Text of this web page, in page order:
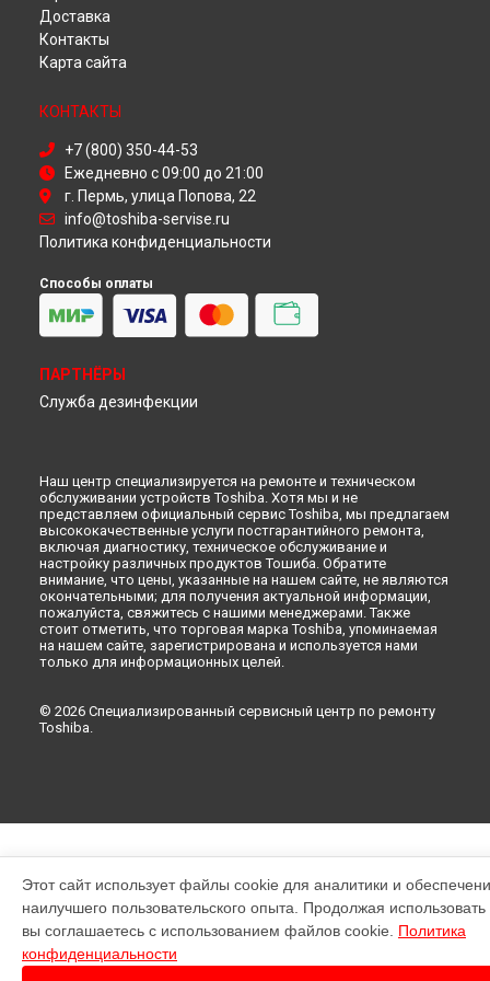
Ремонт телевизора 39L3733 Toshiba в
Ремонт телевизора 39L3733 Toshiba в
Ремонт телевизора 39L3733 Toshiba в
Ремонт телевизора 39L3733 Toshiba в
Доставка
Контакты
Карта сайта
КОНТАКТЫ
+7 (800) 350-44-53
Ежедневно с 09:00 до 21:00
г. Пермь, улица Попова, 22
info@toshiba-servise.ru
Политика конфиденциальности
Способы оплаты
ПАРТНЁРЫ
Служба дезинфекции
Наш центр специализируется на ремонте и техническом
обслуживании устройств Toshiba. Хотя мы и не
представляем официальный сервис Toshiba, мы предлагаем
высококачественные услуги постгарантийного ремонта,
включая диагностику, техническое обслуживание и
настройку различных продуктов Тошиба. Обратите
внимание, что цены, указанные на нашем сайте, не являются
окончательными; для получения актуальной информации,
пожалуйста, свяжитесь с нашими менеджерами. Также
стоит отметить, что торговая марка Toshiba, упоминаемая
на нашем сайте, зарегистрирована и используется нами
только для информационных целей.
© 2026 Специализированный сервисный центр по ремонту
Toshiba.
Этот сайт использует файлы cookie для аналитики и
наилучшего пользовательского опыта. Продолжая использовать
вы соглашаетесь с использованием файлов cookie. Политика
конфиденциальности